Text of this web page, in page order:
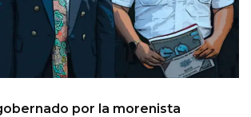
por la morenista